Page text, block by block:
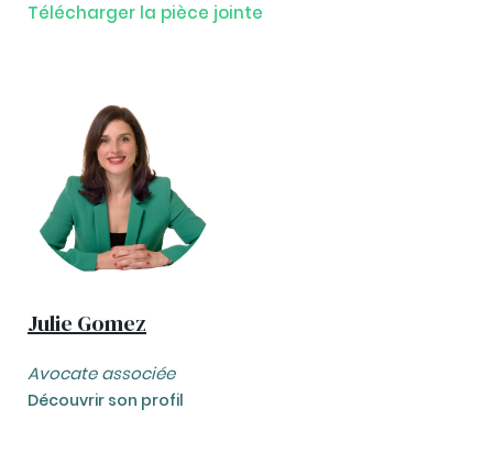
Télécharger la pièce jointe
Julie Gomez
Avocate associée
Découvrir son profil